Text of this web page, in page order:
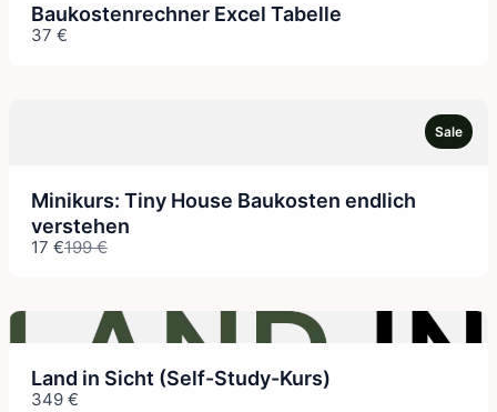
Baukostenrechner Excel Tabelle
37 €
Sale
Minikurs: Tiny House Baukosten endlich
verstehen
17 €Compare
199 €
Land in Sicht (Self-Study-Kurs)
349 €